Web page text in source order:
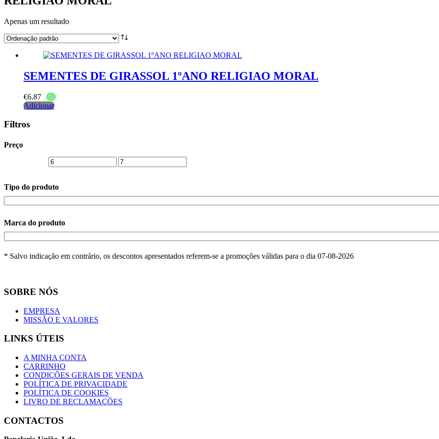
Apenas um resultado
SEMENTES DE GIRASSOL 1ºANO RELIGIAO MORAL
€6.87
Adicionar
Filtros
Preço
Tipo do produto
Marca do produto
* Salvo indicação em contrário, os descontos apresentados referem-se a promoções válidas para o dia 07-08-2026
SOBRE NÓS
EMPRESA
MISSÃO E VALORES
LINKS ÚTEIS
A MINHA CONTA
CARRINHO
CONDIÇÕES GERAIS DE VENDA
POLÍTICA DE PRIVACIDADE
POLÍTICA DE COOKIES
LIVRO DE RECLAMAÇÕES
CONTACTOS